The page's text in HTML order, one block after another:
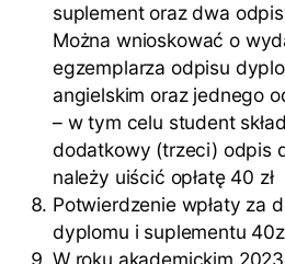
suplement oraz dwa
Można wnioskować o
egzemplarza odpisu
angielskim oraz jednego
– w tym celu student
dodatkowy (trzeci) odpis
należy uiścić opłatę 40 zł
Potwierdzenie wpłaty za
dyplomu i suplementu